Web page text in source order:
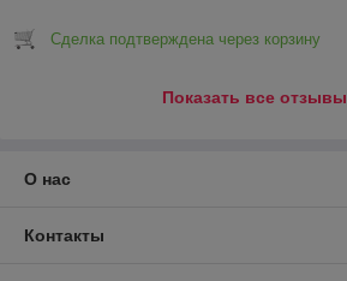
Сделка подтверждена через корзину
Показать все отзывы
О нас
Контакты